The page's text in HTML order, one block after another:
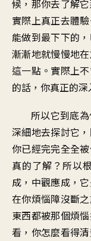
候，那你去了解
實際上真正去體
能做到最下下的
漸漸地就慢慢地
這一點。實際上
的話，你真正的
所以它到底
深細地去探討它
你已經完完全全
真的了解？所以
成，中觀應成，
在你煩惱障沒斷
東西都被那個煩
看，你怎麼看得